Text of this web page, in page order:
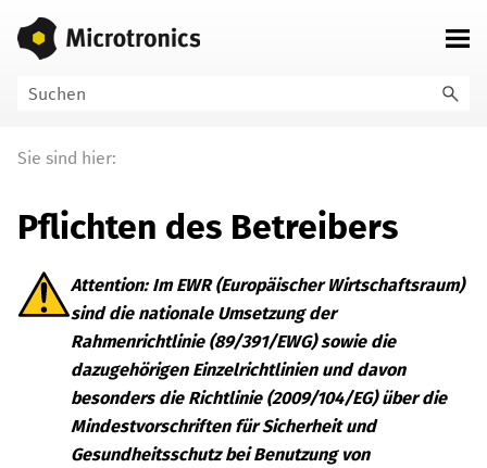
Zu Hauptinhalt springen
Sie sind hier:
Pflichten des Betreibers
Attention: Im EWR (Europäischer Wirtschaftsraum)
sind die nationale Umsetzung der
Rahmenrichtlinie (89/391/EWG) sowie die
dazugehörigen Einzelrichtlinien und davon
besonders die Richtlinie (2009/104/EG) über die
Mindestvorschriften für Sicherheit und
Gesundheitsschutz bei Benutzung von